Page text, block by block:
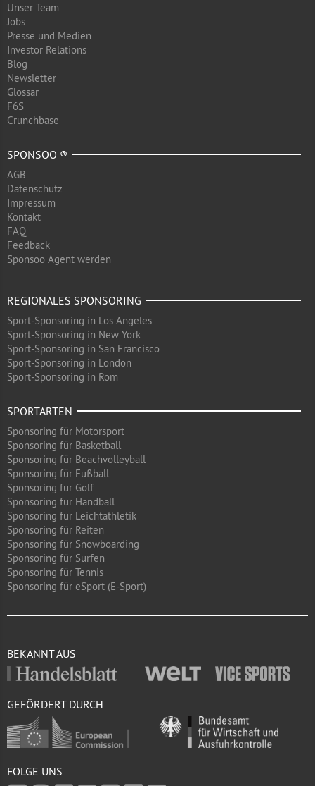
Unser Team
Jobs
Presse und Medien
Investor Relations
Blog
Newsletter
Glossar
F6S
Crunchbase
SPONSOO ®
AGB
Datenschutz
Impressum
Kontakt
FAQ
Feedback
Sponsoo Agent werden
REGIONALES SPONSORING
Sport-Sponsoring in Los Angeles
Sport-Sponsoring in New York
Sport-Sponsoring in San Francisco
Sport-Sponsoring in London
Sport-Sponsoring in Rom
SPORTARTEN
Sponsoring für Motorsport
Sponsoring für Basketball
Sponsoring für Beachvolleyball
Sponsoring für Fußball
Sponsoring für Golf
Sponsoring für Handball
Sponsoring für Leichtathletik
Sponsoring für Reiten
Sponsoring für Snowboarding
Sponsoring für Surfen
Sponsoring für Tennis
Sponsoring für eSport (E-Sport)
BEKANNT AUS
GEFÖRDERT DURCH
FOLGE UNS